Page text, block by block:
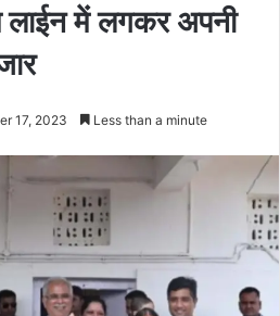
में लगकर अपनी
17, 2023 Less than a minute